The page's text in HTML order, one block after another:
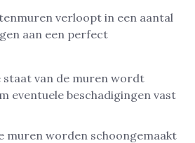
verloopt in een aantal
aan een perfect
staat van de muren wordt
eventuele beschadigingen vast
muren worden schoongemaakt